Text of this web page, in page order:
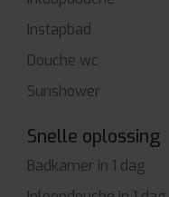
Instapbad
Douche wc
Sunshower
Snelle oplossing
Badkamer in 1 dag